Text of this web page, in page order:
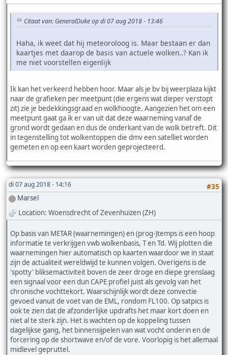
Citaat van: GeneralDuke op di 07 aug 2018 - 13:46
Haha, ik weet dat hij meteoroloog is. Maar bestaan er dan
kaartjes met daarop de basis van actuele wolken..? Kan ik
me niet voorstellen eigenlijk
Ik kan het verkeerd hebben hoor. Maar als je bv bij weerplaza kijkt
naar de grafieken per meetpunt (die ergens wat dieper verstopt
zit) zie je bedekkingsgraad en wolkhoogte. Aangezien het om een
meetpunt gaat ga ik er van uit dat deze waarneming vanaf de
grond wordt gedaan en dus de onderkant van de wolk betreft. Dit
in tegenstelling tot wolkentoppen die dmv een satelliet worden
gemeten en op een kaart worden geprojecteerd.
di 07 aug 2018 - 14:16
#35
Marsel
Location: Woensdrecht of Zevenhuizen (ZH)
Op basis van METAR (waarnemingen) en (prog-)temps is een hoop
informatie te verkrijgen vwb wolkenbasis, T en Td. Wij plotten die
waarnemingen hier automatisch op kaarten waardoor we in staat
zijn de actualiteit wereldwijd te kunnen volgen. Overigens is de
'spotty' bliksemactiviteit boven de zeer droge en diepe grenslaag
een signaal voor een dun CAPE profiel juist als gevolg van het
chronische vochttekort. Waarschijnlijk wordt deze convectie
gevoed vanuit de voet van de EML, rondom FL100. Op satpics is
ook te zien dat de afzonderlijke updrafts het maar kort doen en
niet al te sterk zijn. Het is wachten op de koppeling tussen
dagelijkse gang, het binnensijpelen van wat vocht onderin en de
forcering op de shortwave en/of de vore. Voorlopig is het allemaal
midlevel gepruttel.